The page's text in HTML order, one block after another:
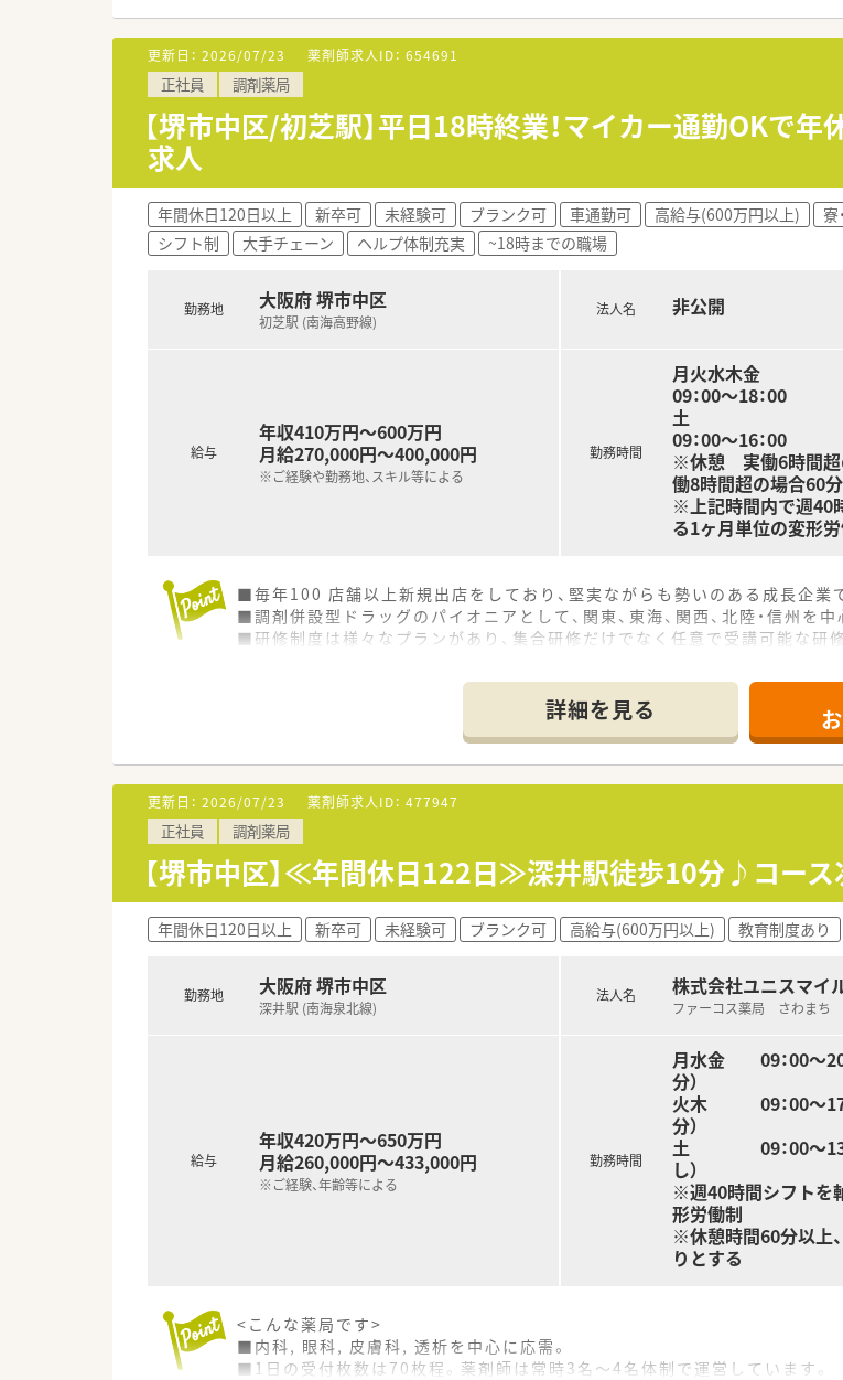
■調剤未経験の方でも、数年スパンでじっくり指導するため安心してご応募
【想定されるモデル年収】
■ご経験や能力に応じて、年収480万円から最大600万円まで提示されます。
■実際に32歳で経験8年の方に、残業代抜きで年収600万円を提示した実績が
■新卒レベルの方でも年収480万円からのスタートとなり、高い給与水準で
更新日： 2026/07/23 薬剤師求人ID： 654691
正社員 調剤薬局
【堺市中区/初芝駅】平日18時終業！マイカー通勤OKで
求人
年間休日120日以上 新卒可 未経験可 ブランク可 車通勤可 高給与(600万円以上) 寮
シフト制
大手チェーン ヘルプ体制充実 ~18時までの職場
勤務地 大阪府 堺市中区
初芝駅 (南海高野線)
給与
年収410万円～600万円
月給270,000円～400,000円
※ご経験や勤務地、スキル等による
法人名 非公開
勤務時間
月火水木金
09：00～18：00
土
09：00～16：00
※休憩 実働6時間超
働8時間超の場合60分
※上記時間内で週40
る1ヶ月単位の変形
■毎年100 店舗以上新規出店をしており、堅実ながらも勢いのある成長企業
■調剤併設型ドラッグのパイオニアとして、関東、東海、関西、北陸・信州を
■研修制度は様々なプランがあり、集合研修だけでなく任意で受講可能な研
■総合薬剤師・調剤薬剤師（土日休み・19時までの勤務）どちらかの働き方を
■調剤併設型だけでなく「医療モール・クリニック併設店舗」「敷地内薬局」
■在宅医療にも積極的取り組んでおり「訪問調剤特化型店舗」を50店舗以上
■「プラチナくるみん認定企業」「健康経営優良法人2023（大規模法人部門
います
■充実した研修制度、人事制度、評価制度、キャリア支援制度等があるのも特
詳細を見る
更新日： 2026/07/23 薬剤師求人ID： 477947
正社員 調剤薬局
【堺市中区】≪年間休日122日≫深井駅徒歩10分♪コー
年間休日120日以上 新卒可 未経験可 ブランク可 高給与(600万円以上) 教育制度あり
勤務地 大阪府 堺市中区
深井駅 (南海泉北線)
給与
年収420万円～650万円
月給260,000円～433,000円
※ご経験、年齢等による
法人名 株式会社ユニスマイ
ファーコス薬局 さわまち
勤務時間
月水金 09：00～20
分）
火木 09：00～17
分）
土 09：00～13：
し）
※週40時間シフトを
形労働制
※休憩時間60分以上
りとする
<こんな薬局です>
■内科, 眼科, 皮膚科, 透析を中心に応需。
■1日の受付枚数は70枚程。薬剤師は常時3名～4名体制で運営しています。